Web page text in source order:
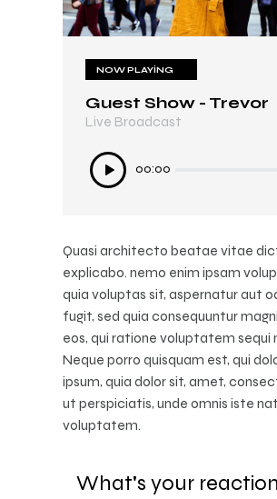
NOW PLAYING
Guest Show - Trevor
Live Broadcast
Ses
oynatıcı
00:00
NOW PLAYING
In My Mind
Live Broadcast
Ses
oynatıcı
00:00
Quasi architecto beatae vitae
explicabo. nemo enim ipsam
quia voluptas sit, aspernatur aut
fugit, sed quia consequuntur
eos, qui ratione voluptatem sequi
Neque porro quisquam est, qui
ipsum, quia dolor sit, amet,
ut perspiciatis, unde omnis iste
voluptatem.
What's your